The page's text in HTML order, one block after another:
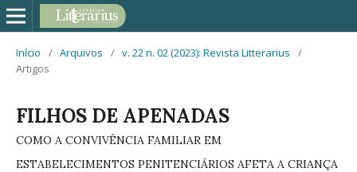
Início / Arquivos / v. 22 n. 02 (2023): Revista Litterarius
/
Artigos
FILHOS DE APENADAS
COMO A CONVIVÊNCIA FAMILIAR EM
ESTABELECIMENTOS PENITENCIÁRIOS AFETA A CRIANÇA